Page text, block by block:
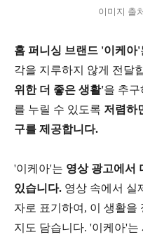
이미지 출
홈 퍼니싱 브랜드 '이케아'
각을 지루하지 않게 전달
위한 더 좋은 생활'을 추
를 누릴 수 있도록 저렴하
구를 제공합니다.
'이케아'는 영상 광고에서
있습니다. 영상 속에서 실
자로 표기하여, 이 생활을
지도 담습니다. '이케아'는